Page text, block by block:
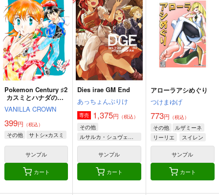
Pokemon Century ♯2
カスミとハナダの温
泉街
VANILLA CROWN
399円 （税込）
その他 サトシ×カスミ
サンプル
カート
Dies irae GM End
あっちょんぶりけ
専売 1,375円 （税込）
その他
ルサルカ・シュヴェーゲリン
サンプル
カート
アローラアシめぐり
つけまゆげ
773円 （税込）
その他
ルザミーネ
リーリエ
スイレン
サンプル
カート